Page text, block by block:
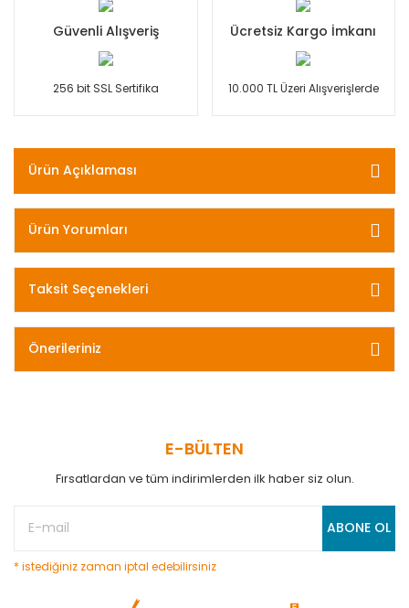
Güvenli Alışveriş
256 bit SSL Sertifika
Ücretsiz Kargo İmkanı
10.000 TL Üzeri Alışverişlerde
Ürün Açıklaması
Ürün Yorumları
Taksit Seçenekleri
Önerileriniz
E-BÜLTEN
Fırsatlardan ve tüm indirimlerden ilk haber siz olun.
ABONE OL
* istediğiniz zaman iptal edebilirsiniz